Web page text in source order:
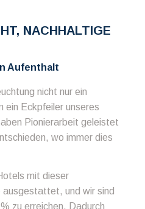
NACHHALTIGE
Aufenthalt
nicht nur ein
ein Eckpfeiler unseres
Pionierarbeit geleistet
wo immer dies
mit dieser
ausgestattet, und wir sind
zu erreichen. Dadurch